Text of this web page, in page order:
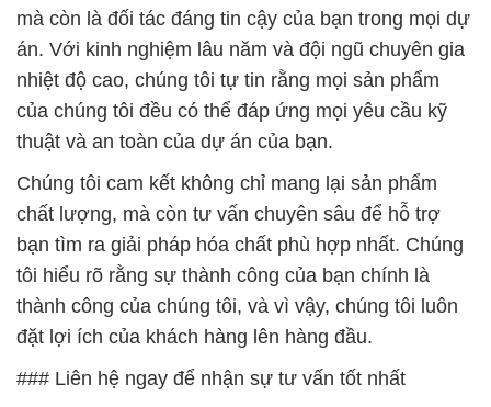
mà còn là đối tác đáng tin cậy của bạn trong mọi dự
án. Với kinh nghiệm lâu năm và đội ngũ chuyên gia
nhiệt độ cao, chúng tôi tự tin rằng mọi sản phẩm
của chúng tôi đều có thể đáp ứng mọi yêu cầu kỹ
thuật và an toàn của dự án của bạn.
Chúng tôi cam kết không chỉ mang lại sản phẩm
chất lượng, mà còn tư vấn chuyên sâu để hỗ trợ
bạn tìm ra giải pháp hóa chất phù hợp nhất. Chúng
tôi hiểu rõ rằng sự thành công của bạn chính là
thành công của chúng tôi, và vì vậy, chúng tôi luôn
đặt lợi ích của khách hàng lên hàng đầu.
### Liên hệ ngay để nhận sự tư vấn tốt nhất